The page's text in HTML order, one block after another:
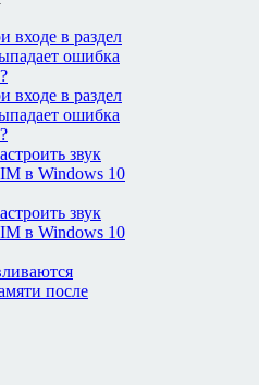
входе в раздел
ошибка
входе в раздел
ошибка
звук
в Windows 10
звук
в Windows 10
после